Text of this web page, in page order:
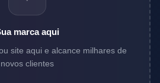
marca aqui
site aqui e alcance milhares de
novos clientes